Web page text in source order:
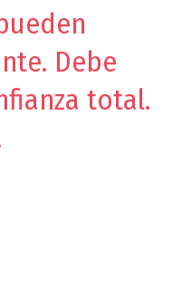
Debe
total.